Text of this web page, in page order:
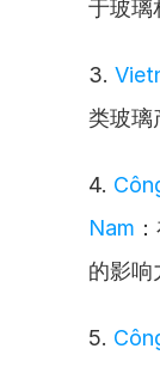
于玻璃
3.
类玻璃
4.
Nam
的影响
5.